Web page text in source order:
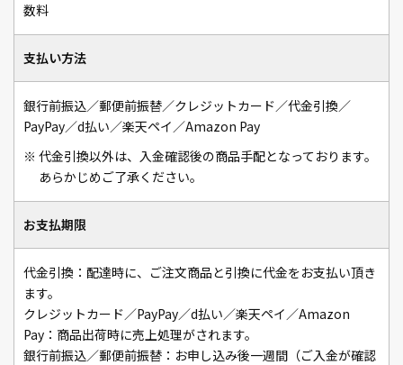
数料
支払い方法
銀行前振込／郵便前振替／クレジットカード／代金引換／
PayPay／d払い／楽天ペイ／Amazon Pay
※ 代金引換以外は、入金確認後の商品手配となっております。
あらかじめご了承ください。
お支払期限
代金引換：配達時に、ご注文商品と引換に代金をお支払い頂き
ます。
クレジットカード／PayPay／d払い／楽天ペイ／Amazon
Pay：商品出荷時に売上処理がされます。
銀行前振込／郵便前振替：お申し込み後一週間（ご入金が確認